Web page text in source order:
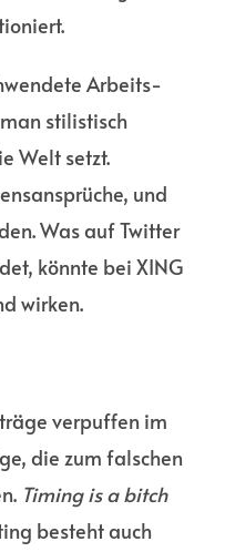
Arbeits­
stili­stisch
Welt setzt.
und
Was auf Twitter
könnte bei XING
wirken.
verpuffen im
die zum falschen
Timing is a bitch
besteht auch